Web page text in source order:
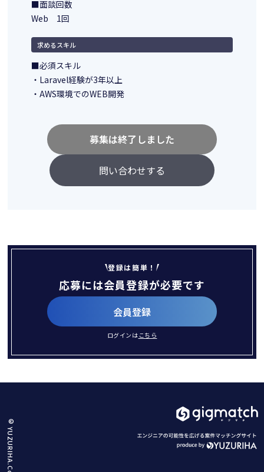
■面談回数
Web 1回
求めるスキル
■必須スキル
・Laravel経験が3年以上
・AWS環境でのWEB開発
問い合わせする
募集は終了しました
登録は簡単！
応募には会員登録が必要です
会員登録
ログインは こちら
© YUZURIHA.Co.,Ltd